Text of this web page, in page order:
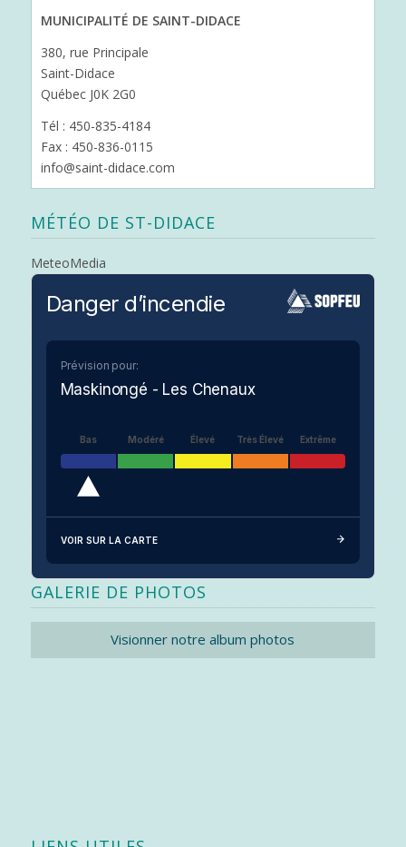
MUNICIPALITÉ DE SAINT-DIDACE
380, rue Principale
Saint-Didace
Québec J0K 2G0
Tél : 450-835-4184
Fax : 450-836-0115
info@saint-didace.com
MÉTÉO DE ST-DIDACE
MeteoMedia
Danger d’incendie
Prévision pour:
Maskinongé - Les Chenaux
Bas Modéré Élevé Très Élevé Extrême
VOIR SUR LA CARTE
GALERIE DE PHOTOS
Visionner notre album photos